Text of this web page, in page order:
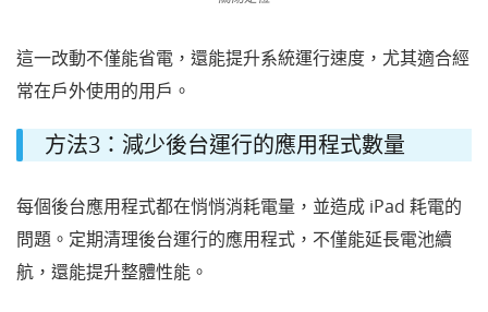
這一改動不僅能省電，還能提升系統運行速度，尤其適合經
常在戶外使用的用戶。
方法3：減少後台運行的應用程式數量
每個後台應用程式都在悄悄消耗電量，並造成 iPad 耗電的
問題。定期清理後台運行的應用程式，不僅能延長電池續
航，還能提升整體性能。